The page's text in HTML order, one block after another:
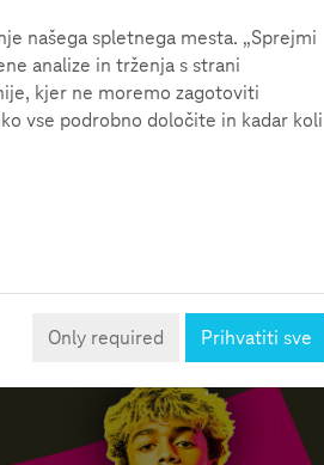
našega spletnega mesta. „Sprejmi
analize in trženja s strani
kjer ne moremo zagotoviti
vse podrobno določite in kadar koli
Only required Prihvatiti sve